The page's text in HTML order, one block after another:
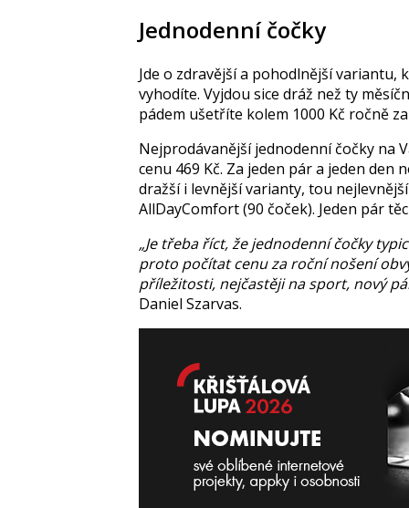
Jednodenní čočky
Jde o zdravější a pohodlnější variantu,
vyhodíte. Vyjdou sice dráž než ty
pádem ušetříte kolem 1000 Kč ročně
Nejprodávanější jednodenní čočky na
cenu 469 Kč. Za jeden pár a jeden den
dražší i levnější varianty, tou nejlevnější
AllDayComfort (90 čoček). Jeden pár
„Je třeba říct, že jednodenní čočky
proto počítat cenu za roční nošení
příležitosti, nejčastěji na sport, nový
Daniel Szarvas.